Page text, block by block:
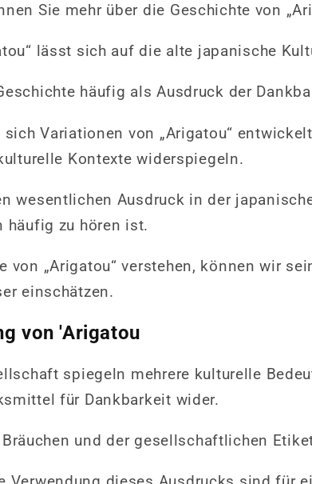
Sie mehr über die Geschichte von
lässt sich auf die alte japanische
häufig als Ausdruck der
Variationen von „Arigatou“
Kontexte widerspiegeln.
wesentlichen Ausdruck in der
häufig zu hören ist.
von „Arigatou“ verstehen, können wir
einschätzen.
von 'Arigatou
spiegeln mehrere kulturelle
für Dankbarkeit wider.
und der gesellschaftlichen